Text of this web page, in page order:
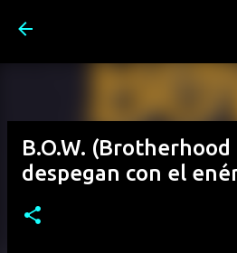
B.O.W.
despegan con el